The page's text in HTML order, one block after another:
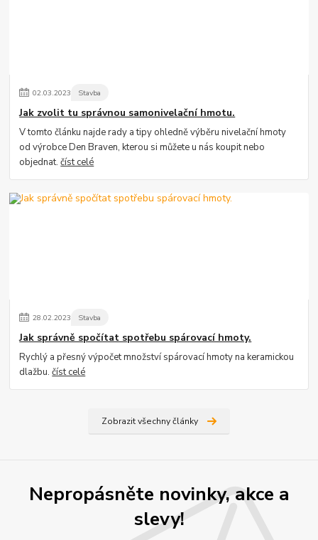
02.03.2023 Stavba
Jak zvolit tu správnou samonivelační hmotu.
V tomto článku najde rady a tipy ohledně výběru nivelační hmoty
od výrobce Den Braven, kterou si můžete u nás koupit nebo
objednat.číst celé
28.02.2023 Stavba
Jak správně spočítat spotřebu spárovací hmoty.
Rychlý a přesný výpočet množství spárovací hmoty na keramickou
dlažbu.číst celé
Zobrazit všechny články
Nepropásněte novinky, akce a
slevy!